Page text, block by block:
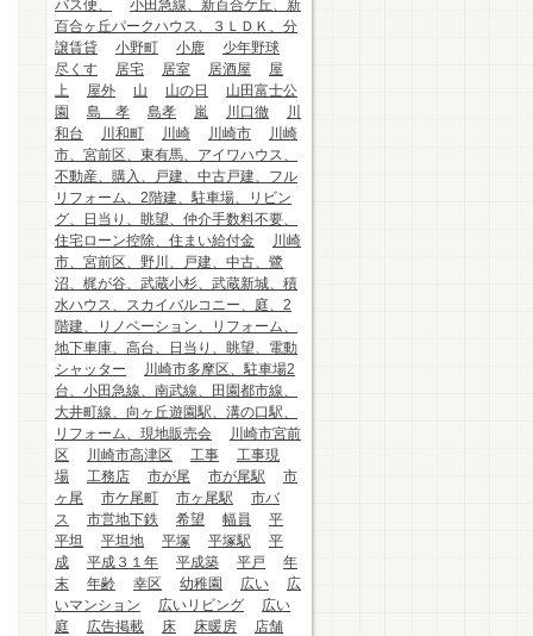
バス便、
小田急線、新百合ケ丘、新
百合ヶ丘パークハウス、３ＬＤＫ、分
譲賃貸
小野町 小鹿
少年野球
尽くす
居宅 居室 居酒屋
屋
上
屋外 山 山の日
山田富士公
園
島 孝 島孝 嵐 川口徹
川
和台
川和町 川崎 川崎市
川崎
市、宮前区、東有馬、アイワハウス、
不動産、購入、戸建、中古戸建、フル
リフォーム、2階建、駐車場、リビン
グ、日当り、眺望、仲介手数料不要、
住宅ローン控除、住まい給付金
川崎
市、宮前区、野川、戸建、中古、鷺
沼、梶が谷、武蔵小杉、武蔵新城、積
水ハウス、スカイバルコニー、庭、2
階建、リノベーション、リフォーム、
地下車庫、高台、日当り、眺望、電動
シャッター
川崎市多摩区、駐車場2
台、小田急線、南武線、田園都市線、
大井町線、向ヶ丘遊園駅、溝の口駅、
リフォーム、現地販売会
川崎市宮前
区
川崎市高津区 工事
工事現
場
工務店 市が尾 市が尾駅
市
ヶ尾
市ケ尾町 市ヶ尾駅
市バ
ス
市営地下鉄 希望 幅員
平
平坦
平坦地 平塚 平塚駅
平
成
平成３１年 平成築 平戸
年
末
年齢 幸区 幼稚園 広い
広
いマンション
広いリビング
広い
庭
広告掲載 床 床暖房
店舗